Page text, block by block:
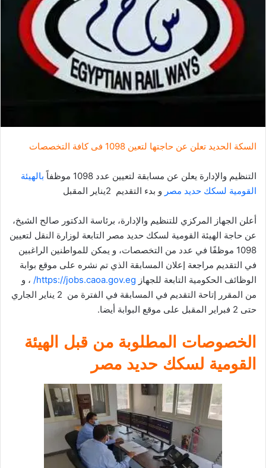
ل
ك
ت
ا
السكة الحديد تعلن عن حاجتها لتعين 1098 فى كافة التخصصات
التنظيم والإدارة يعلن عن مسابقة لتعيين عدد 1098 موظفاً
بالهيئة
القومية لسكك حديد مصر و بدء التقديم 2يناير المقبل
أعلن الجهاز المركزي للتنظيم والإدارة، برئاسة الدكتور صالح الشيخ،
عن حاجة الهيئة القومية لسكك حديد مصر التابعة لوزارة النقل لتعيين
1098 موظفًا في عدد من التخصصات، و يمكن للمواطنين الراغبين
في التقديم مراجعة إعلان المسابقة الذي تم نشره على موقع بوابة
الوظائف الحكومية التابعة للجهاز https://jobs.caoa.gov.eg/ ، و
من المقرر إتاحة التقديم في المسابقة في الفترة من 2 يناير الجاري
حتى 2 فبراير المقبل على موقع البوابة أيضا.
الخصوصات المطلوبة من قبل الهيئة
القومية لسكك حديد مصر